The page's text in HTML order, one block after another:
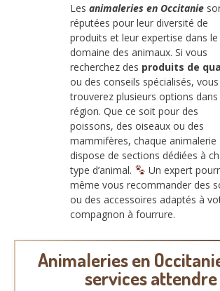
Les animaleries en Occitanie
réputées pour leur diversité de
produits et leur expertise dans le
domaine des animaux. Si vous
recherchez des produits de
ou des conseils spécialisés, vous
trouverez plusieurs options dans
région. Que ce soit pour des
poissons, des oiseaux ou des
mammifères, chaque animalerie
dispose de sections dédiées à
type d’animal.
Un expert
même vous recommander des
ou des accessoires adaptés à
compagnon à fourrure.
Animaleries en
services attendre